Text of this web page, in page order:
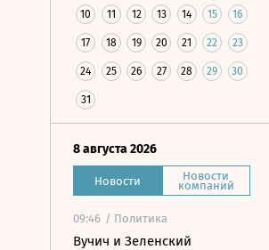
10 11 12 13 14 15 16
17 18 19 20 21 22 23
24 25 26 27 28 29 30
31
8 августа 2026
Новости Новости
компаний
09:46 / Политика
Вучич и Зеленский